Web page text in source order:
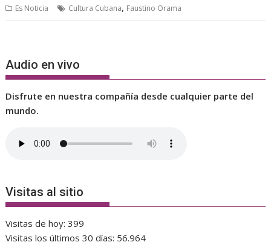
Es Noticia Cultura Cubana, Faustino Orama
Audio en vivo
Disfrute en nuestra compañía desde cualquier parte del
mundo.
Visitas al sitio
Visitas de hoy:399
Visitas los últimos 30 días: 56.964